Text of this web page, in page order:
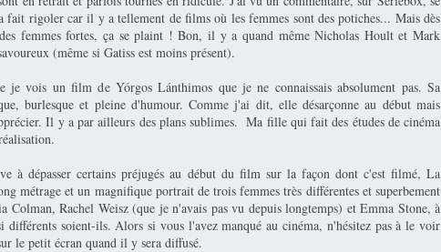
fait rigoler car il y a tellement de films où les femmes sont des potiches... Mais dès
femmes fortes, ça se plaint ! Bon, il y a quand même Nicholas Hoult et Mark
(même si Gatiss est moins présent).
je vois un film de Yórgos Lánthimos que je ne connaissais absolument pas. Sa
burlesque et pleine d'humour. Comme j'ai dit, elle désarçonne au début mais
Il y a par ailleurs des plans sublimes. Ma fille qui fait des études de cinéma
à dépasser certains préjugés au début du film sur la façon dont c'est filmé, La
métrage et un magnifique portrait de trois femmes très différentes et superbement
Colman, Rachel Weisz (que je n'avais pas vu depuis longtemps) et Emma Stone, à
différents soient-ils. Alors si vous l'avez manqué au cinéma, n'hésitez pas à le voir
le petit écran quand il y sera diffusé.